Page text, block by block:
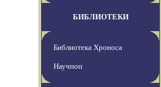
БИБЛИОТЕКИ
Библиотека Хроноса
Научпоп